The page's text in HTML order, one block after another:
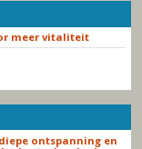
meer vitaliteit
ontspanning en